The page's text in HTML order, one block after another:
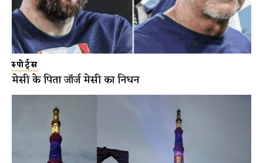
स्पोर्ट्स
मेसी के पिता जॉर्ज मेसी का निधन